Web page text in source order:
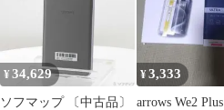
¥34,629
ソフマップ 〔中古品〕
¥3,333
arrows We2 Plus